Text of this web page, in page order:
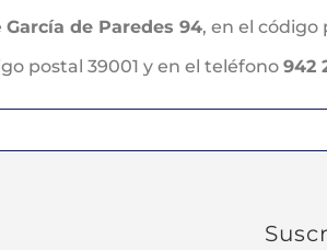
García de Paredes 94, en el código
postal 39001 y en el teléfono 942